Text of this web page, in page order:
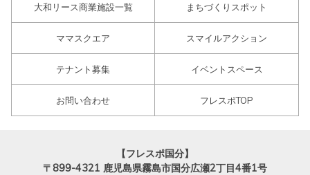
大和リース商業施設一覧 まちづくりスポット
ママスクエア スマイルアクション
テナント募集 イベントスペース
お問い合わせ フレスポTOP
【フレスポ国分】
〒899-4321 鹿児島県霧島市国分広瀬2丁目4番1号